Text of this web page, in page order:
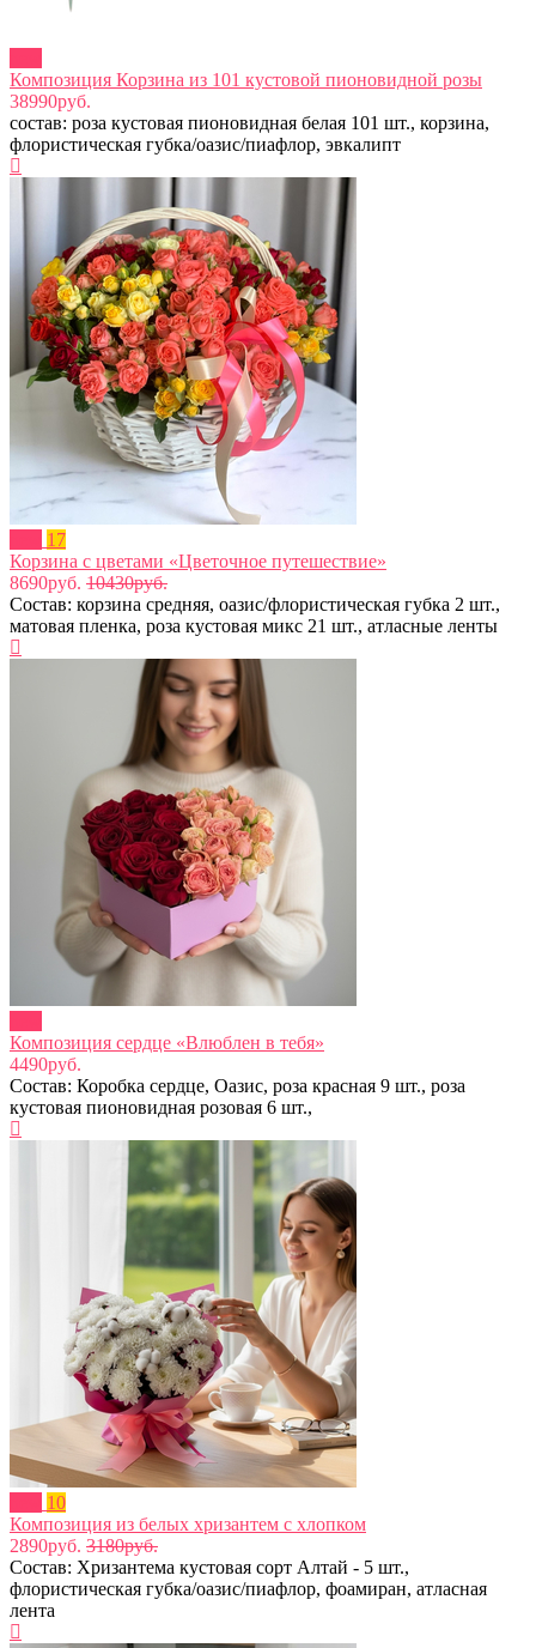
Композиция Корзина из 101 кустовой пионовидной розы
38990руб.
состав: роза кустовая пионовидная белая 101 шт., корзина,
флористическая губка/оазис/пиафлор, эвкалипт
17
Корзина с цветами «Цветочное путешествие»
8690руб. 10430руб.
Состав: корзина средняя, оазис/флористическая губка 2 шт.,
матовая пленка, роза кустовая микс 21 шт., атласные ленты
Композиция сердце «Влюблен в тебя»
4490руб.
Состав: Коробка сердце, Оазис, роза красная 9 шт., роза
кустовая пионовидная розовая 6 шт.,
10
Композиция из белых хризантем с хлопком
2890руб. 3180руб.
Состав: Хризантема кустовая сорт Алтай - 5 шт.,
флористическая губка/оазис/пиафлор, фоамиран, атласная
лента